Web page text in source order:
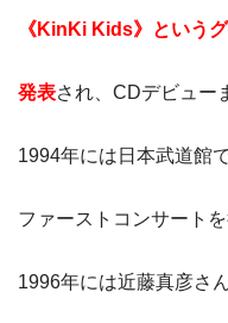
《KinKi Kids》 という
発表され、CDデビュー
1994年には日本武道館
ファーストコンサートを
1996年には近藤真彦さ